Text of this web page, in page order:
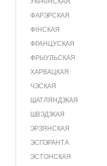
УКРАІНСКАЯ
ФАРЭРСКАЯ
ФІНСКАЯ
ФРАНЦУСКАЯ
ФРЫУЛЬСКАЯ
ХАРВАЦКАЯ
ЧЭСКАЯ
ШАТЛЯНДЗКАЯ
ШВЭДЗКАЯ
ЭРЗЯНСКАЯ
ЭСПЭРАНТА
ЭСТОНСКАЯ